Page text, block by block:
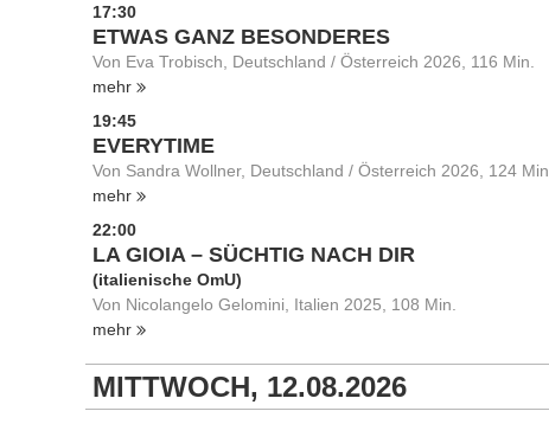
17:30
ETWAS GANZ BESONDERES
Von Eva Trobisch, Deutschland / Österreich 2026, 116 Min.
mehr
19:45
EVERYTIME
Von Sandra Wollner, Deutschland / Österreich 2026, 124 Min.
mehr
22:00
LA GIOIA – SÜCHTIG NACH DIR
(italienische OmU)
Von Nicolangelo Gelomini, Italien 2025, 108 Min.
mehr
MITTWOCH, 12.08.2026